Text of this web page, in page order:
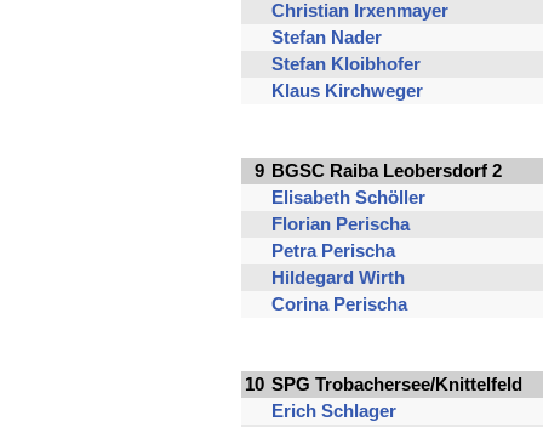
Christian Irxenmayer
Stefan Nader
Stefan Kloibhofer
Klaus Kirchweger
9 BGSC Raiba Leobersdorf 2
Elisabeth Schöller
Florian Perischa
Petra Perischa
Hildegard Wirth
Corina Perischa
10 SPG Trobachersee/Knittelfeld
Erich Schlager